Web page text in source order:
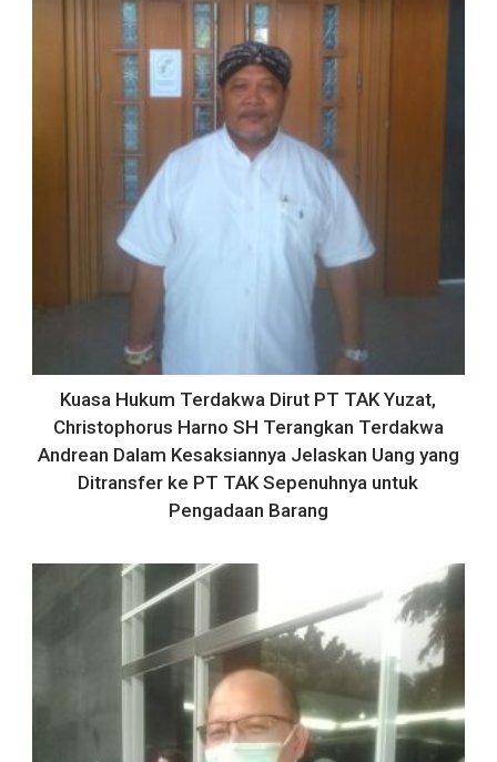
Kuasa Hukum Terdakwa Dirut PT TAK Yuzat,
Christophorus Harno SH Terangkan Terdakwa
Andrean Dalam Kesaksiannya Jelaskan Uang yang
Ditransfer ke PT TAK Sepenuhnya untuk
Pengadaan Barang